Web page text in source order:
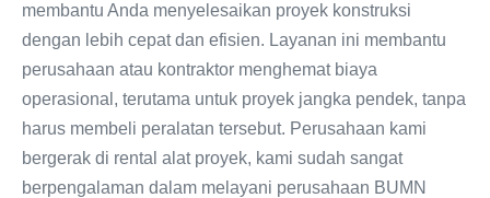
membantu Anda menyelesaikan proyek konstruksi
dengan lebih cepat dan efisien. Layanan ini membantu
perusahaan atau kontraktor menghemat biaya
operasional, terutama untuk proyek jangka pendek, tanpa
harus membeli peralatan tersebut. Perusahaan kami
bergerak di rental alat proyek, kami sudah sangat
berpengalaman dalam melayani perusahaan BUMN